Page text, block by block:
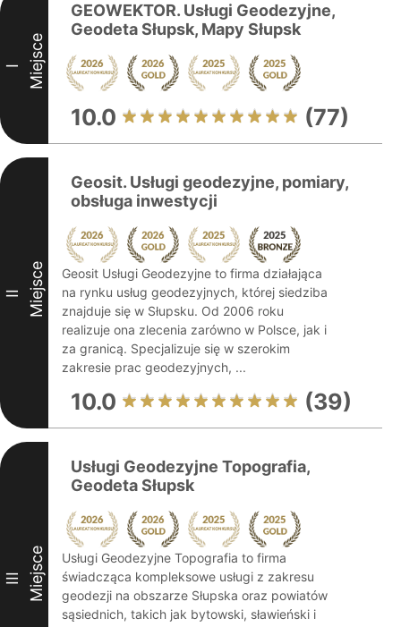
I Miejsce
GEOWEKTOR. Usługi Geodezyjne,
Geodeta Słupsk, Mapy Słupsk
10.0 (77)
II Miejsce
Geosit. Usługi geodezyjne, pomiary,
obsługa inwestycji
Geosit Usługi Geodezyjne to firma działająca
na rynku usług geodezyjnych, której siedziba
znajduje się w Słupsku. Od 2006 roku
realizuje ona zlecenia zarówno w Polsce, jak i
za granicą. Specjalizuje się w szerokim
zakresie prac geodezyjnych, ...
10.0 (39)
III Miejsce
Usługi Geodezyjne Topografia,
Geodeta Słupsk
Usługi Geodezyjne Topografia to firma
świadcząca kompleksowe usługi z zakresu
geodezji na obszarze Słupska oraz powiatów
sąsiednich, takich jak bytowski, sławieński i